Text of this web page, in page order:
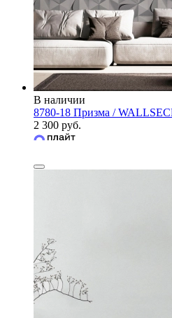
В наличии
8780-18 Призма /
2 300 руб.